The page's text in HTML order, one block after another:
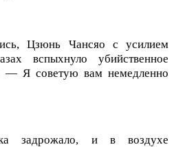
Цзюнь Чансяо с усилием
вспыхнуло убийственное
— Я советую вам немедленно
задрожало, и в воздухе